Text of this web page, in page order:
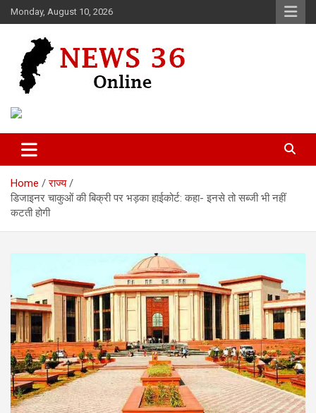
Skip
to
Monday, August 10, 2026
News 36
Home
राज्य
डिजाइनर चाकुओं की बिक्री पर भड़का हाईकोर्ट: कहा- इनसे तो सब्जी भी नहीं
कटती होगी